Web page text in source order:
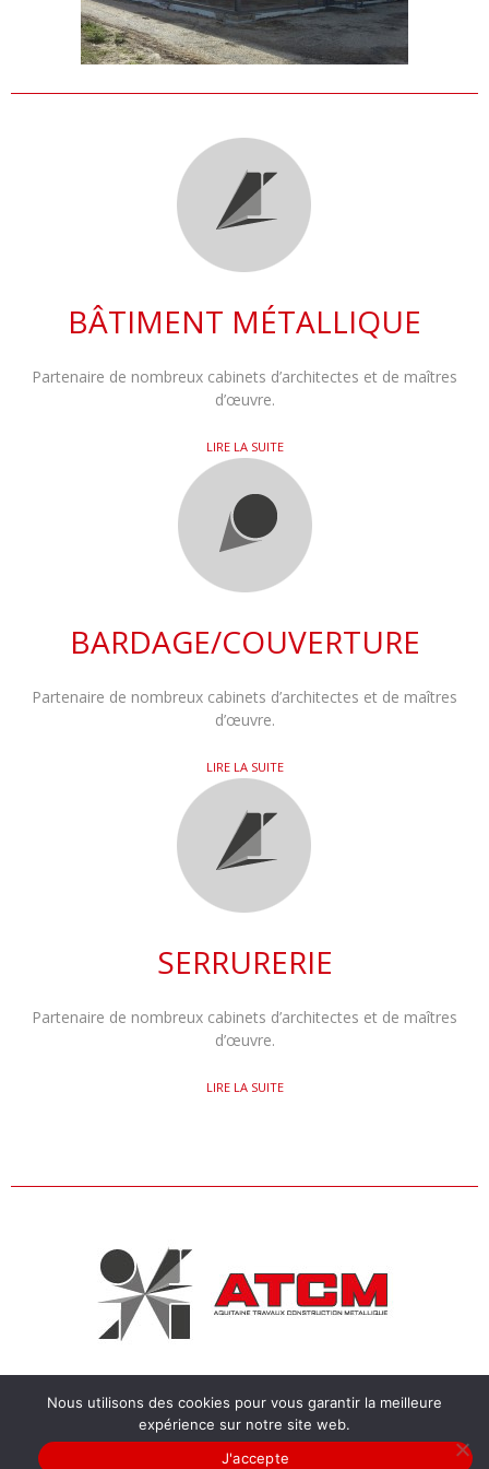
BÂTIMENT MÉTALLIQUE
Partenaire de nombreux cabinets d’architectes et de maîtres
d’œuvre.
LIRE LA SUITE
BARDAGE/COUVERTURE
Partenaire de nombreux cabinets d’architectes et de maîtres
d’œuvre.
LIRE LA SUITE
SERRURERIE
Partenaire de nombreux cabinets d’architectes et de maîtres
d’œuvre.
LIRE LA SUITE
CHEMIN DE LA RAFETTE 33450 SAINT-LOUBÈS |CONTACT@AT-COM.COM
Nous utilisons des cookies pour vous garantir la meilleure
expérience sur notre site web.
J'accepte